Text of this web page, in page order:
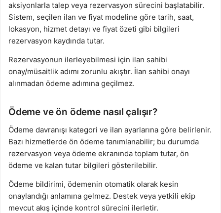
aksiyonlarla talep veya rezervasyon sürecini başlatabilir.
Sistem, seçilen ilan ve fiyat modeline göre tarih, saat,
lokasyon, hizmet detayı ve fiyat özeti gibi bilgileri
rezervasyon kaydında tutar.
Rezervasyonun ilerleyebilmesi için ilan sahibi
onay/müsaitlik adımı zorunlu akıştır. İlan sahibi onayı
alınmadan ödeme adımına geçilmez.
Ödeme ve ön ödeme nasıl çalışır?
Ödeme davranışı kategori ve ilan ayarlarına göre belirlenir.
Bazı hizmetlerde ön ödeme tanımlanabilir; bu durumda
rezervasyon veya ödeme ekranında toplam tutar, ön
ödeme ve kalan tutar bilgileri gösterilebilir.
Ödeme bildirimi, ödemenin otomatik olarak kesin
onaylandığı anlamına gelmez. Destek veya yetkili ekip
mevcut akış içinde kontrol sürecini ilerletir.